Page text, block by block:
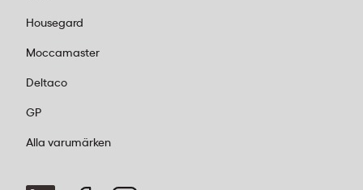
Housegard
Moccamaster
Deltaco
GP
Alla varumärken